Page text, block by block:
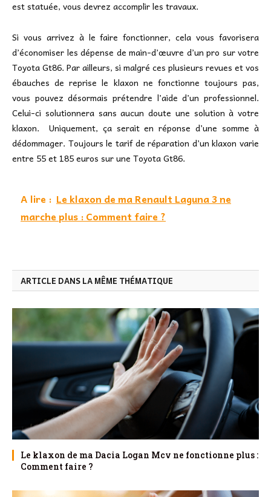
est statuée, vous devrez accomplir les travaux.
Si vous arrivez à le faire fonctionner, cela vous favorisera
d’économiser les dépense de main-d’œuvre d’un pro sur votre
Toyota Gt86. Par ailleurs, si malgré ces plusieurs revues et vos
ébauches de reprise le klaxon ne fonctionne toujours pas,
vous pouvez désormais prétendre l’aide d’un professionnel.
Celui-ci solutionnera sans aucun doute une solution à votre
klaxon. Uniquement, ça serait en réponse d’une somme à
dédommager. Toujours le tarif de réparation d’un klaxon varie
entre 55 et 185 euros sur une Toyota Gt86.
A lire : Le klaxon de ma Renault Laguna 3 ne
marche plus : Comment faire ?
ARTICLE DANS LA MÊME THÉMATIQUE
Le klaxon de ma Dacia Logan Mcv ne fonctionne plus :
Comment faire ?